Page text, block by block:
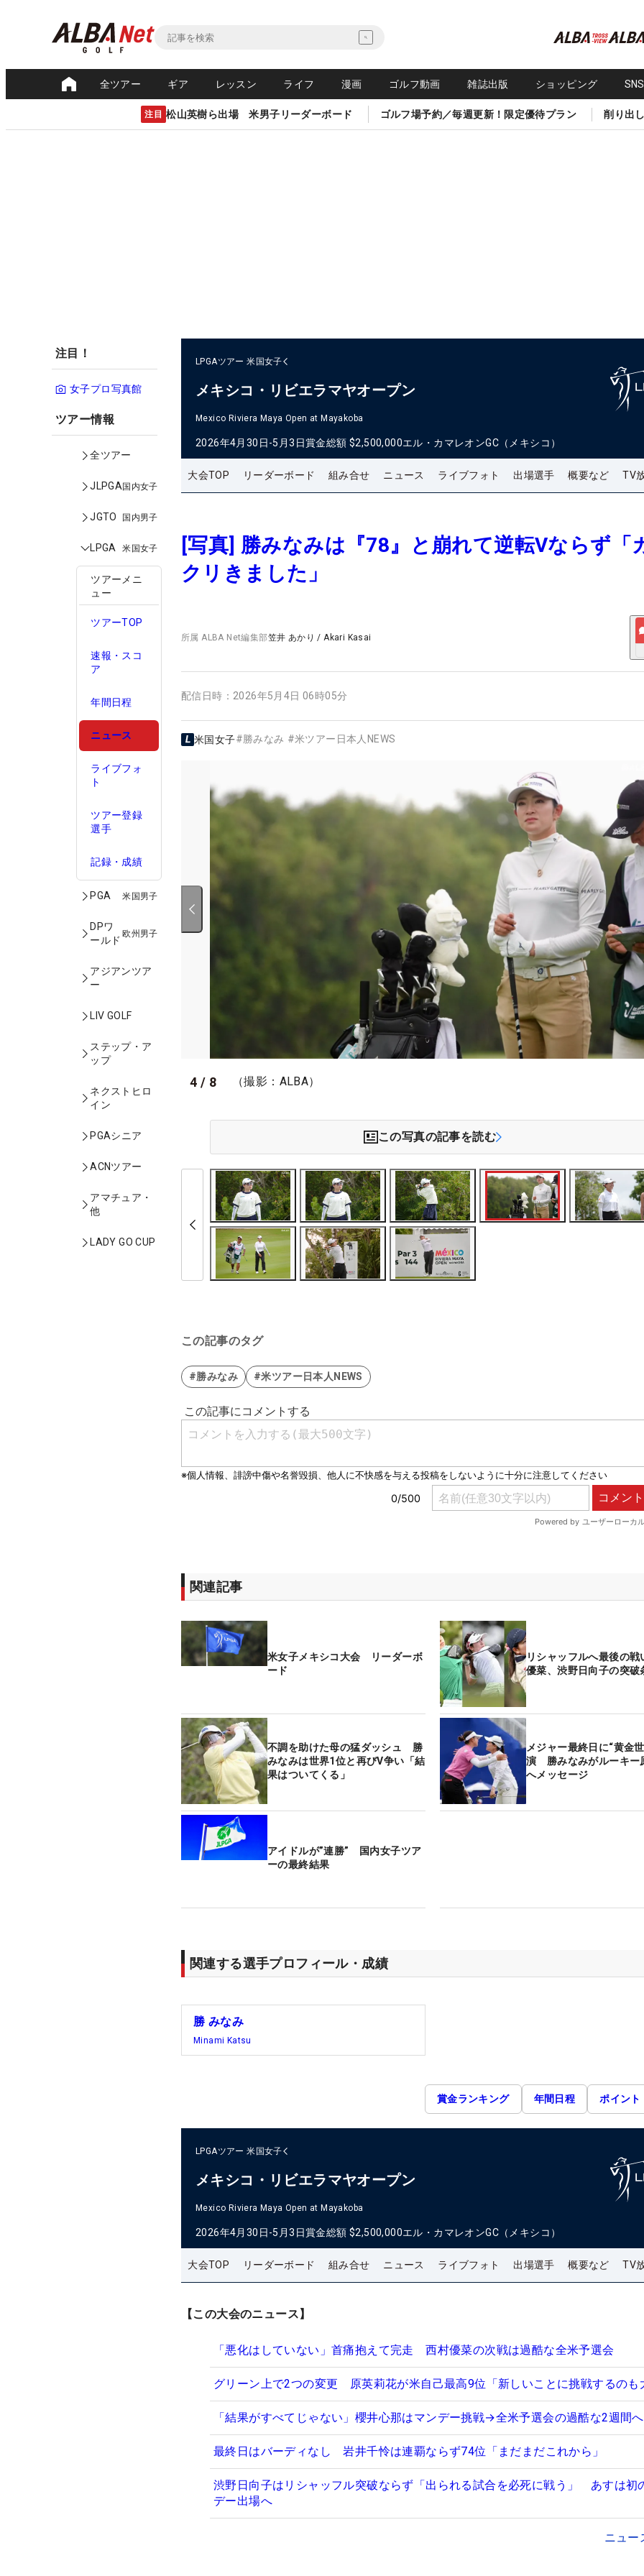
全ツアー ギア レッスン ライフ 漫画 ゴルフ動画 雑誌出版 ショッピング
注目 松山英樹ら出場 米男子リーダーボード ゴルフ場予約／毎週更新！限定優待プラン 削り出
注目！
女子プロ写真館
ツアー情報
全ツアー
JLPGA国内女子
JGTO 国内男子
LPGA 米国女子
ツアーメニ
ュー
ツアーTOP
速報・スコ
ア
年間日程
ニュース
ライブフォ
ト
ツアー登録
選手
記録・成績
PGA 米国男子
DPワ
ールド
欧州男子
アジアンツア
ー
LIV GOLF
ステップ・ア
ップ
ネクストヒロ
イン
PGAシニア
ACNツアー
アマチュア・
他
LADY GO CUP
LPGAツアー 米国女子
メキシコ・リビエラマヤオープン
Mexico Riviera Maya Open at Mayakoba
2026年4月30日-5月3日賞金総額 $2,500,000エル・カマレオンGC（メキシコ）
大会TOP リーダーボード 組み合せ ニュース ライブフォト 出場選手 概要など TV
[写真] 勝みなみは『78』と崩れて逆転Vならず「
クリきました」
所属ALBA Net編集部笠井 あかり /Akari Kasai
配信日時： 2026年5月4日 06時05分
米国女子#勝みなみ #米ツアー日本人NEWS
4 / 8 （撮影：ALBA）
この写真の記事を読む
この記事のタグ
#勝みなみ #米ツアー日本人NEWS
関連記事
米女子メキシコ大会 リーダーボ
ード
リシャッフルへ最後の
優菜、渋野日向子の突破
不調を助けた母の猛ダッシュ 勝
みなみは世界1位と再びV争い「結
果はついてくる」
メジャー最終日に“黄金
演 勝みなみがルーキー
へメッセージ
アイドルが”連勝” 国内女子ツア
ーの最終結果
関連する選手プロフィール・成績
勝 みなみ
Minami Katsu
賞金ランキング 年間日程 ポイント
LPGAツアー 米国女子
メキシコ・リビエラマヤオープン
Mexico Riviera Maya Open at Mayakoba
2026年4月30日-5月3日賞金総額 $2,500,000エル・カマレオンGC（メキシコ）
大会TOP リーダーボード 組み合せ ニュース ライブフォト 出場選手 概要など TV
【この大会のニュース】
「悪化はしていない」首痛抱えて完走 西村優菜の次戦は過酷な全米予選会
グリーン上で2つの変更 原英莉花が米自己最高9位「新しいことに挑戦するのも
「結果がすべてじゃない」櫻井心那はマンデー挑戦→全米予選会の過酷な2週間へ
最終日はバーディなし 岩井千怜は連覇ならず74位「まだまだこれから」
渋野日向子はリシャッフル突破ならず「出られる試合を必死に戦う」 あすは初
デー出場へ
ニュー